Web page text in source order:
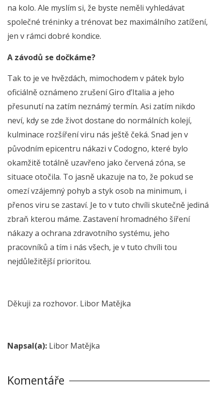
na kolo. Ale myslím si, že byste neměli vyhledávat
společné tréninky a trénovat bez maximálního zatížení,
jen v rámci dobré kondice.
A závodů se dočkáme?
Tak to je ve hvězdách, mimochodem v pátek bylo
oficiálně oznámeno zrušení Giro d’Italia a jeho
přesunutí na zatím neznámý termín. Asi zatím nikdo
neví, kdy se zde život dostane do normálních kolejí,
kulminace rozšíření viru nás ještě čeká. Snad jen v
původním epicentru nákazi v Codogno, které bylo
okamžitě totálně uzavřeno jako červená zóna, se
situace otočila. To jasně ukazuje na to, že pokud se
omezí vzájemný pohyb a styk osob na minimum, i
přenos viru se zastaví. Je to v tuto chvíli skutečně jediná
zbraň kterou máme. Zastavení hromadného šíření
nákazy a ochrana zdravotního systému, jeho
pracovníků a tím i nás všech, je v tuto chvíli tou
nejdůležitější prioritou.
Děkuji za rozhovor. Libor Matějka
Napsal(a): Libor Matějka
Komentáře